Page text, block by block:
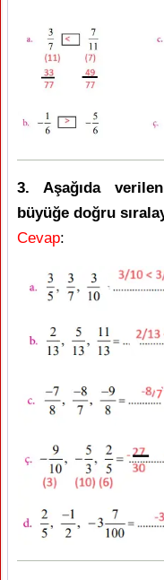
3. Aşağıda
büyüğe doğru
Cevap: